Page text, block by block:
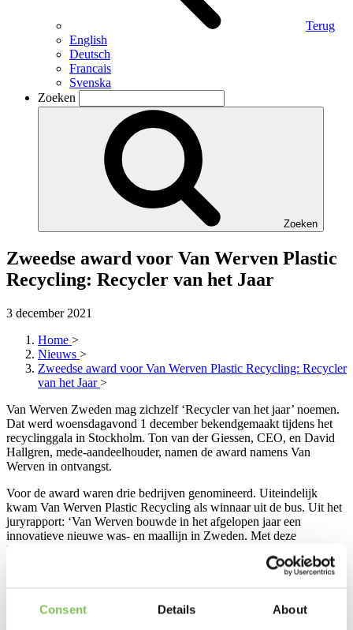
Consent Details About
Terug
English
Deutsch
Francais
Svenska
Zoeken
Zoeken
Zweedse award voor Van Werven Plastic
Recycling: Recycler van het Jaar
3 december 2021
Home >
Nieuws >
Zweedse award voor Van Werven Plastic Recycling: Recycler
van het Jaar>
Van Werven Zweden mag zichzelf ‘Recycler van het jaar’ noemen.
Dat werd woensdagavond 1 december bekendgemaakt tijdens het
recyclinggala in Stockholm. Ton van der Giessen, CEO, en David
Hallgren, mede-aandeelhouder, namen de award namens Van
Werven in ontvangst.
Voor de award waren drie bedrijven genomineerd. Uiteindelijk
kwam Van Werven Plastic Recycling als winnaar uit de bus. Uit het
juryrapport: ‘Van Werven bouwde in het afgelopen jaar een
innovatieve nieuwe was- en maallijn in Zweden. Met deze
investering schept het bedrijf voorwaarden voor het recyclen van
harde plastics uit gemeentelijke milieustations de bouwsector.’
Feestelijke avond